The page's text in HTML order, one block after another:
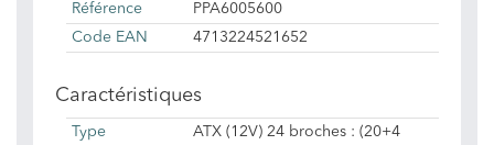
Référence
PPA6005600
Code EAN
4713224521652
Caractéristiques
Type
ATX (12V) 24 broches : (20+4